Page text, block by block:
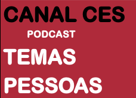
CANAL CES
PODCAST
TEMAS
PESSOAS